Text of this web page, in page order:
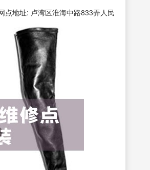
点地址: 卢湾区淮海中路833弄人民